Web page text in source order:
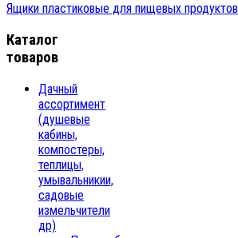
Ящики пластиковые для пищевых продуктов
Каталог
товаров
Дачный
ассортимент
(душевые
кабины,
компостеры,
теплицы,
умывальникии,
садовые
измельчители
др)